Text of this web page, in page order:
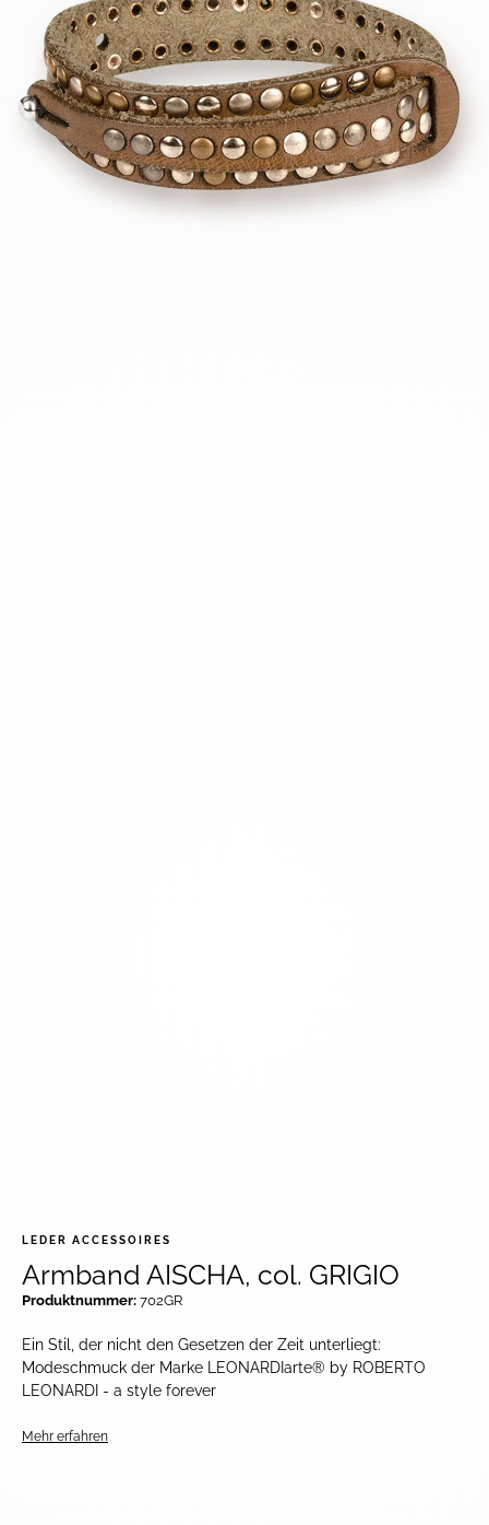
Ein Stil, der nicht den Gesetzen der Zeit unterliegt:
Modeschmuck der Marke LEONARDIarte® by ROBERTO
LEONARDI - a style forever
Mehr erfahren
LEDER ACCESSOIRES
Armband AISCHA, col. GRIGIO
Produktnummer: 702GR